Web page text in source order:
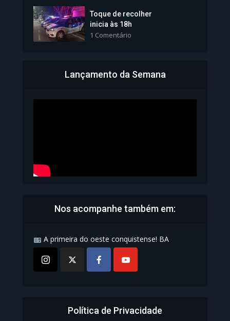
Bahia inicia emissão da
Toque de recolher
inicia às 18h
1 Comentário
Lançamento da Semana
Nos acompanhe também em:
A primeira do oeste conquistense! BA
Política de Privacidade